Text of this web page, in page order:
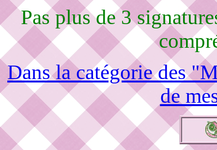
Pas plus de 3
Dans la catégorie des
de